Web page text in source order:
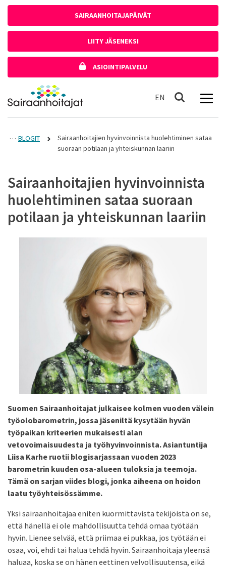
SAIRAANHOITAJAPÄIVÄT
LIITY JÄSENEKSI
ASIOINTIPALVELU
Etusivulle
EN In English
Haku
BLOGIT
Sairaanhoitajien hyvinvoinnista huolehtiminen sataa
suoraan potilaan ja yhteiskunnan laariin
Sairaanhoitajien hyvinvoinnista
huolehtiminen sataa suoraan
potilaan ja yhteiskunnan laariin
Suomen Sairaanhoitajat julkaisee kolmen vuoden välein
työolobarometrin, jossa jäseniltä kysytään hyvän
työpaikan kriteerien mukaisesti alan
vetovoimaisuudesta ja työhyvinvoinnista. Asiantuntija
Liisa Karhe ruotii blogisarjassaan vuoden 2023
barometrin kuuden osa-alueen tuloksia ja teemoja.
Tämä on sarjan viides blogi, jonka aiheena on hoidon
laatu työyhteisössämme.
Yksi sairaanhoitajaa eniten kuormittavista tekijöistä on se,
että hänellä ei ole mahdollisuutta tehdä omaa työtään
hyvin. Lienee selvää, että priimaa ei pukkaa, jos työtään ei
osaa, voi, ehdi tai halua tehdä hyvin. Sairaanhoitaja yleensä
haluaa, koska se on hänen eettinen velvollisuutensa, eikä